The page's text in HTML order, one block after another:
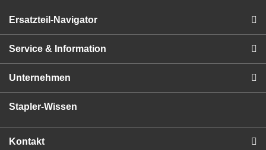
Ersatzteil-Navigator
Service & Information
Unternehmen
Stapler-Wissen
Kontakt